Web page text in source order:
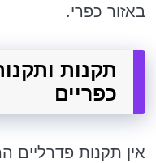
באזור כפרי.
תקנות
כפריים
אין תקנות פדרליים